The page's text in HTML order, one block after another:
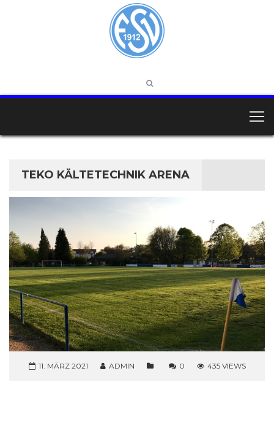
TEKO KÄLTETECHNIK ARENA
11. MÄRZ 2021 ADMIN 0 435 VIEWS